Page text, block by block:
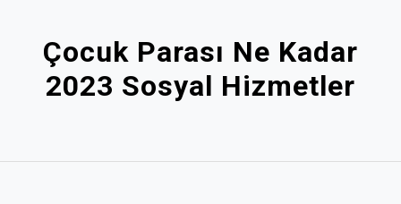
Çocuk Parası Ne Kadar
2023 Sosyal Hizmetler